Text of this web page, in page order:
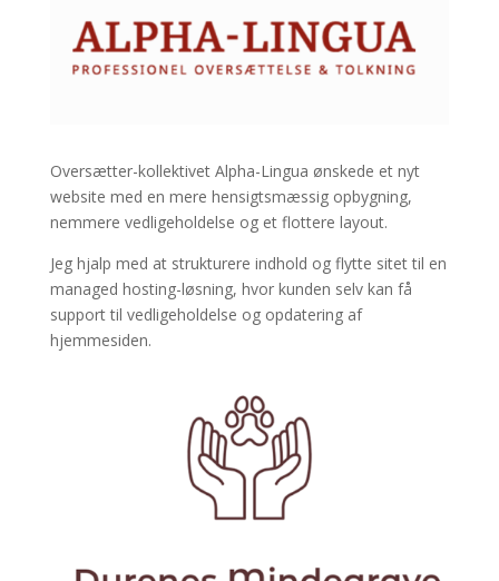
Oversætter-kollektivet Alpha-Lingua ønskede et nyt
website med en mere hensigtsmæssig opbygning,
nemmere vedligeholdelse og et flottere layout.
Jeg hjalp med at strukturere indhold og flytte sitet til en
managed hosting-løsning, hvor kunden selv kan få
support til vedligeholdelse og opdatering af
hjemmesiden.